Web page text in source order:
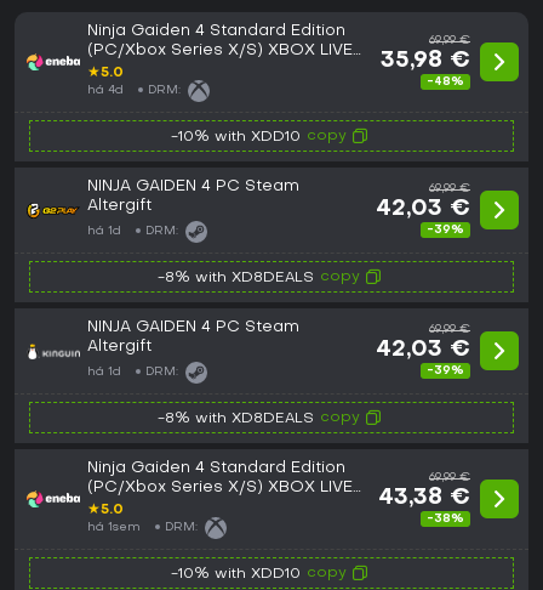
Ninja Gaiden 4 Standard Edition
(PC/Xbox Series X/S) XBOX LIVE
Key EUROPE
★5.0
há 4d DRM:
69,99 €
35,98 €
-48%
-10% with XDD10 copy
NINJA GAIDEN 4 PC Steam
Altergift
há 1d DRM:
69,99 €
42,03 €
-39%
-8% with XD8DEALS copy
NINJA GAIDEN 4 PC Steam
Altergift
há 1d DRM:
69,99 €
42,03 €
-39%
-8% with XD8DEALS copy
Ninja Gaiden 4 Standard Edition
(PC/Xbox Series X/S) XBOX LIVE
Key GLOBAL
★5.0
há 1sem DRM:
69,99 €
43,38 €
-38%
-10% with XDD10 copy